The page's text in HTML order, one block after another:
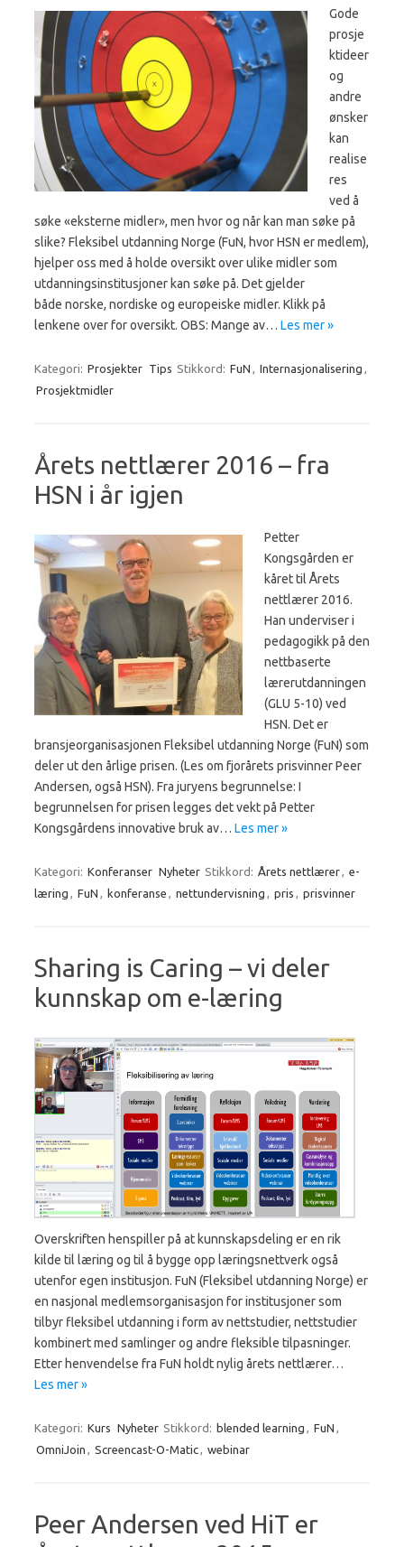
Gode
prosje
ktideer
og
andre
ønsker
kan
realise
res
ved å
søke «eksterne midler», men hvor og når kan man søke på
slike? Fleksibel utdanning Norge (FuN, hvor HSN er medlem),
hjelper oss med å holde oversikt over ulike midler som
utdanningsinstitusjoner kan søke på. Det gjelder
både norske, nordiske og europeiske midler. Klikk på
lenkene over for oversikt. OBS: Mange av… Les mer »
Kategori: Prosjekter Tips Stikkord: FuN , Internasjonalisering ,
Prosjektmidler
Årets nettlærer 2016 – fra
HSN i år igjen
Petter
Kongsgården er
kåret til Årets
nettlærer 2016.
Han underviser i
pedagogikk på den
nettbaserte
lærerutdanningen
(GLU 5-10) ved
HSN. Det er
bransjeorganisasjonen Fleksibel utdanning Norge (FuN) som
deler ut den årlige prisen. (Les om fjorårets prisvinner Peer
Andersen, også HSN). Fra juryens begrunnelse: I
begrunnelsen for prisen legges det vekt på Petter
Kongsgårdens innovative bruk av… Les mer »
Kategori: Konferanser Nyheter Stikkord: Årets nettlærer, e-
læring , FuN , konferanse , nettundervisning , pris , prisvinner
Sharing is Caring – vi deler
kunnskap om e-læring
Overskriften henspiller på at kunnskapsdeling er en rik
kilde til læring og til å bygge opp læringsnettverk også
utenfor egen institusjon. FuN (Fleksibel utdanning Norge) er
en nasjonal medlemsorganisasjon for institusjoner som
tilbyr fleksibel utdanning i form av nettstudier, nettstudier
kombinert med samlinger og andre fleksible tilpasninger.
Etter henvendelse fra FuN holdt nylig årets nettlærer…
Les mer »
Kategori: Kurs Nyheter Stikkord: blended learning , FuN ,
OmniJoin , Screencast-O-Matic, webinar
Peer Andersen ved HiT er